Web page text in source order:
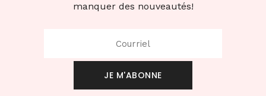
manquer des nouveautés!